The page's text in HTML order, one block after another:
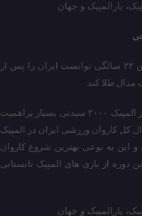
حسین توکلی وزنه‌بردار بازنشسته کشور در سن ۲۲ سالگی توانست ایران را پس از
مدال طلای توکلی برای کاروان ورزشی ایران در المپیک ۲۰۰۰ سیدنی بسیار پراهمیت
کاروان ورزشی ایران در المپیک
و این به نوعی بهترین شروع کاروان
از بازی های المپیک تابستانی